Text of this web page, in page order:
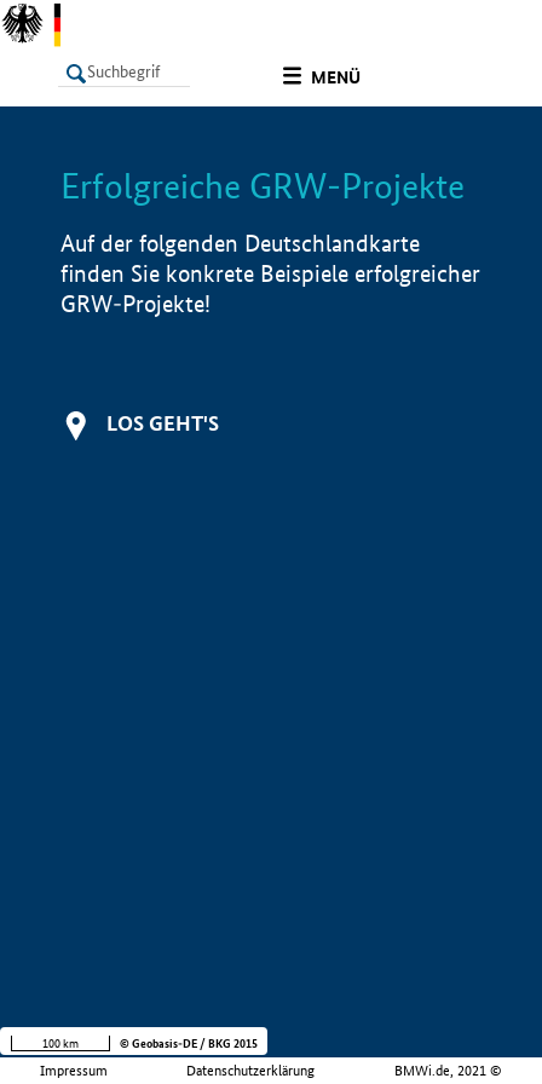
MENÜ
LISTE Info
Erfolgreiche GRW-Projekte
Auf der folgenden Deutschlandkarte
finden Sie konkrete Beispiele erfolgreicher
GRW-Projekte!
LOS GEHT'S
Impressum Datenschutzerklärung BMWi.de, 2021 ©
100 km © Geobasis-DE / BKG 2015